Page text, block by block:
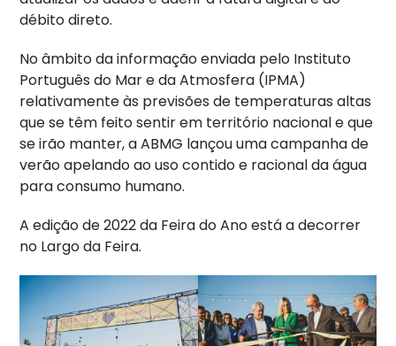
débito direto.
No âmbito da informação enviada pelo Instituto
Português do Mar e da Atmosfera (IPMA)
relativamente às previsões de temperaturas altas
que se têm feito sentir em território nacional e que
se irão manter, a ABMG lançou uma campanha de
verão apelando ao uso contido e racional da água
para consumo humano.
A edição de 2022 da Feira do Ano está a decorrer
no Largo da Feira.